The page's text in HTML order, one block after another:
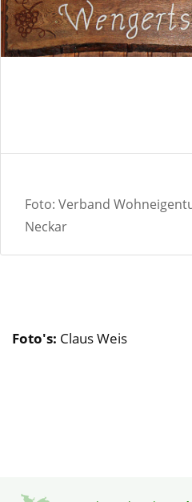
Foto: Verband
Neckar
Foto's: Claus Weis